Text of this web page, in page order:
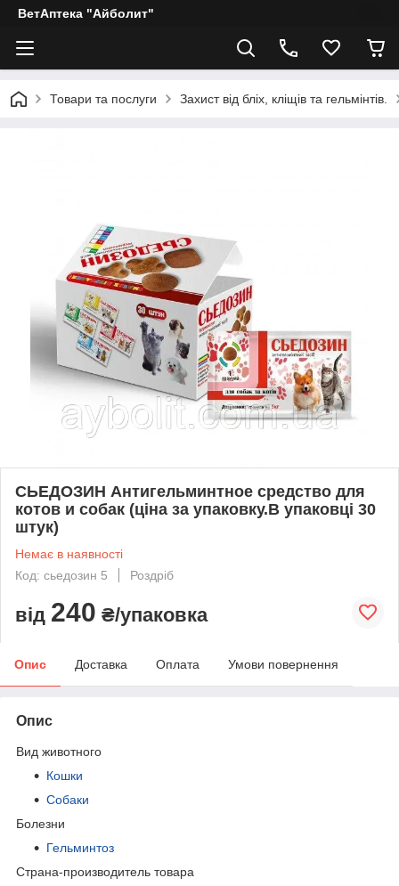
ВетАптека "Айболит"
Товари та послуги Захист від бліх, кліщів та гельмінтів.
СЬЕДОЗИН Антигельминтное средство для
котов и собак (ціна за упаковку.В упаковці 30
штук)
Немає в наявності
Код: сьедозин 5
Роздріб
від 240 ₴/упаковка
Опис Доставка Оплата Умови повернення
Опис
Вид животного
Кошки
Собаки
Болезни
Гельминтоз
Страна-производитель товара